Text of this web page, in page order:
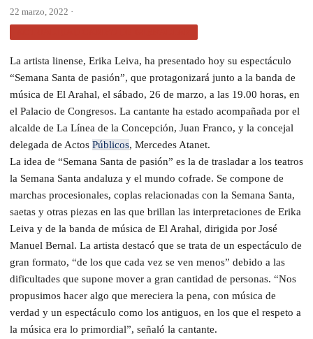
22 marzo, 2022 ·
La artista linense, Erika Leiva, ha presentado hoy su espectáculo
“Semana Santa de pasión”, que protagonizará junto a la banda de
música de El Arahal, el sábado, 26 de marzo, a las 19.00 horas, en
el Palacio de Congresos. La cantante ha estado acompañada por el
alcalde de La Línea de la Concepción, Juan Franco, y la concejal
delegada de Actos Públicos, Mercedes Atanet.
La idea de “Semana Santa de pasión” es la de trasladar a los teatros
la Semana Santa andaluza y el mundo cofrade. Se compone de
marchas procesionales, coplas relacionadas con la Semana Santa,
saetas y otras piezas en las que brillan las interpretaciones de Erika
Leiva y de la banda de música de El Arahal, dirigida por José
Manuel Bernal. La artista destacó que se trata de un espectáculo de
gran formato, “de los que cada vez se ven menos” debido a las
dificultades que supone mover a gran cantidad de personas. “Nos
propusimos hacer algo que mereciera la pena, con música de
verdad y un espectáculo como los antiguos, en los que el respeto a
la música era lo primordial”, señaló la cantante.